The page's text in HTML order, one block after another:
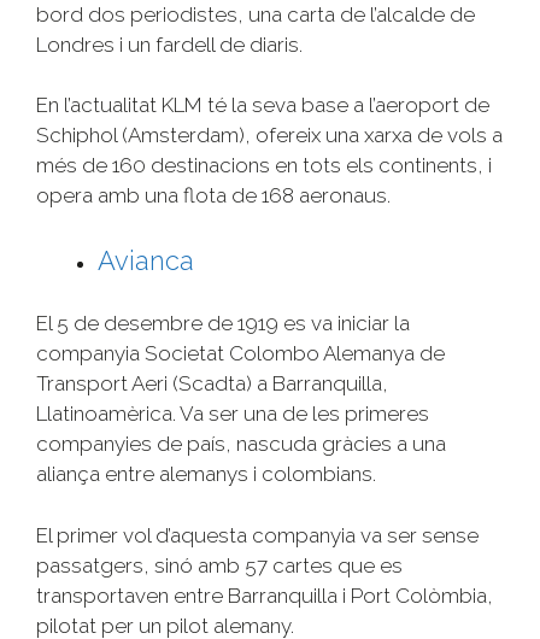
bord dos periodistes, una carta de l’alcalde de
Londres i un fardell de diaris.
En l’actualitat KLM té la seva base a l’aeroport de
Schiphol (Amsterdam), ofereix una xarxa de vols a
més de 160 destinacions en tots els continents, i
opera amb una flota de 168 aeronaus.
Avianca
El 5 de desembre de 1919 es va iniciar la
companyia Societat Colombo Alemanya de
Transport Aeri (Scadta) a Barranquilla,
Llatinoamèrica. Va ser una de les primeres
companyies de país, nascuda gràcies a una
aliança entre alemanys i colombians.
El primer vol d’aquesta companyia va ser sense
passatgers, sinó amb 57 cartes que es
transportaven entre Barranquilla i Port Colòmbia,
pilotat per un pilot alemany.